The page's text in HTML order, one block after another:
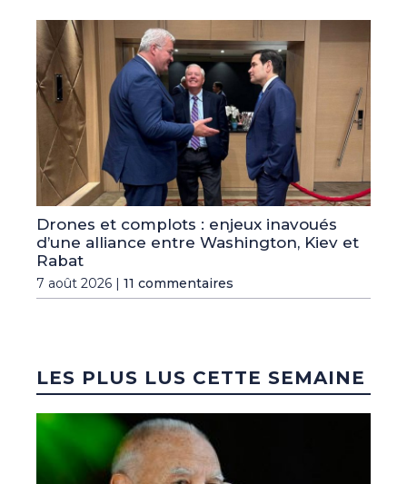
Drones et complots : enjeux inavoués
d’une alliance entre Washington, Kiev et
Rabat
7 août 2026 | 11 commentaires
LES PLUS LUS CETTE SEMAINE